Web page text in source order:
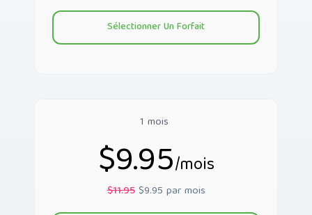
1 mois
$9.95/mois
$11.95$9.95 par mois
Sélectionner Un Forfait